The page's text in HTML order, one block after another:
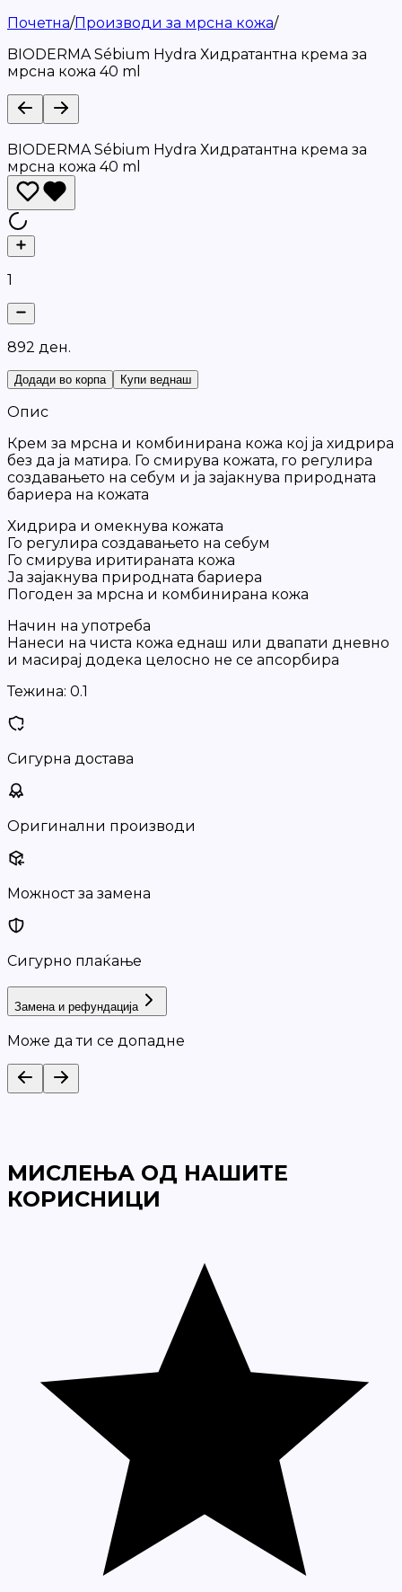
Почетна/Производи за мрсна кожа/
BIODERMA Sébium Hydra Хидратантна крема за
мрсна кожа 40 ml
BIODERMA Sébium Hydra Хидратантна крема за
мрсна кожа 40 ml
1
892 ден.
Додади во корпа Купи веднаш
Опис
Крем за мрсна и комбинирана кожа кој ја хидрира
без да ја матира. Го смирува кожата, го регулира
создавањето на себум и ја зајакнува природната
бариера на кожата
Хидрира и омекнува кожата
Го регулира создавањето на себум
Го смирува иритираната кожа
Ја зајакнува природната бариера
Погоден за мрсна и комбинирана кожа
Начин на употреба
Нанеси на чиста кожа еднаш или двапати дневно
и масирај додека целосно не се апсорбира
Тежина: 0.1
Сигурна достава
Оригинални производи
Можност за замена
Сигурно плаќање
Замена и рефундација
Може да ти се допадне
МИСЛЕЊА ОД НАШИТЕ
КОРИСНИЦИ